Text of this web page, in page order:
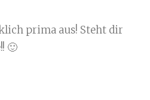
prima aus! Steht dir
🙂